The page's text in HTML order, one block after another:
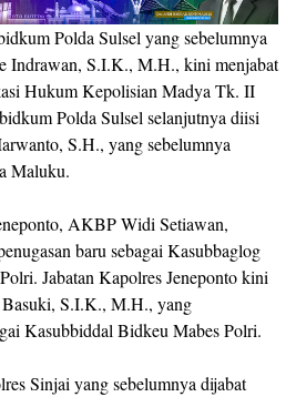
Polda Sulsel yang sebelumnya
Indrawan, S.I.K., M.H., kini menjabat
Hukum Kepolisian Madya Tk. II
Polda Sulsel selanjutnya diisi
S.H., yang sebelumnya
Maluku.
AKBP Widi Setiawan,
baru sebagai Kasubbaglog
Jabatan Kapolres Jeneponto kini
S.I.K., M.H., yang
Kasubbiddal Bidkeu Mabes Polri.
Sinjai yang sebelumnya dijabat